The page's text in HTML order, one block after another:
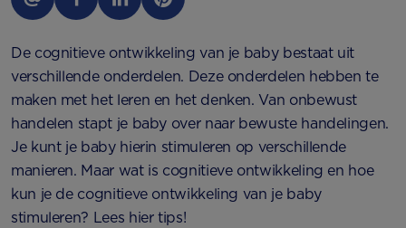
De cognitieve ontwikkeling van je baby bestaat uit
verschillende onderdelen. Deze onderdelen hebben te
maken met het leren en het denken. Van onbewust
handelen stapt je baby over naar bewuste handelingen.
Je kunt je baby hierin stimuleren op verschillende
manieren. Maar wat is cognitieve ontwikkeling en hoe
kun je de cognitieve ontwikkeling van je baby
stimuleren? Lees hier tips!